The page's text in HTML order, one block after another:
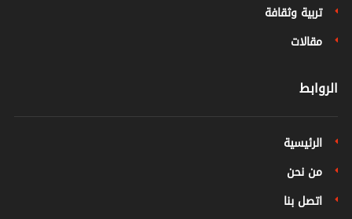
تربية وثقافة
مقالات
الروابط
الرئيسية
من نحن
اتصل بنا